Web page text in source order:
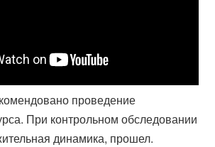
проведение
При контрольном обследовании
динамика, прошел.